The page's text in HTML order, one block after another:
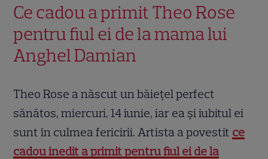
Ce cadou a primit Theo Rose
pentru fiul ei de la mama lui
Anghel Damian
Theo Rose a născut un băiețel perfect
sănătos, miercuri, 14 iunie, iar ea și iubitul ei
sunt în culmea fericirii. Artista a povestit ce
cadou inedit a primit pentru fiul ei de la